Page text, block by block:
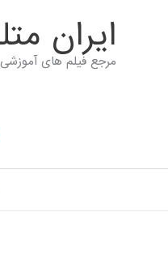
ايران
مرجع فیلم های